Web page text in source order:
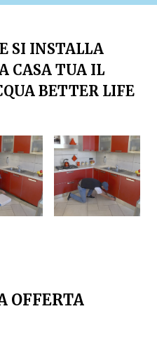
SI INSTALLA
CASA TUA IL
BETTER LIFE
OFFERTA